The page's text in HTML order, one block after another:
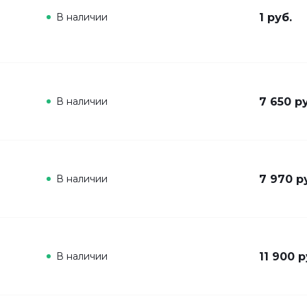
В наличии 1 руб.
В наличии 7 650
В наличии 7 970
В наличии 11 900